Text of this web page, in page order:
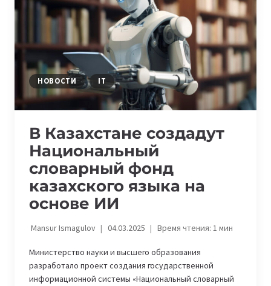
НОВОСТИ IT
В Казахстане создадут
Национальный
словарный фонд
казахского языка на
основе ИИ
Mansur Ismagulov 04.03.2025 Время чтения: 1мин
Министерство науки и высшего образования
разработало проект создания государственной
информационной системы «Национальный словарный